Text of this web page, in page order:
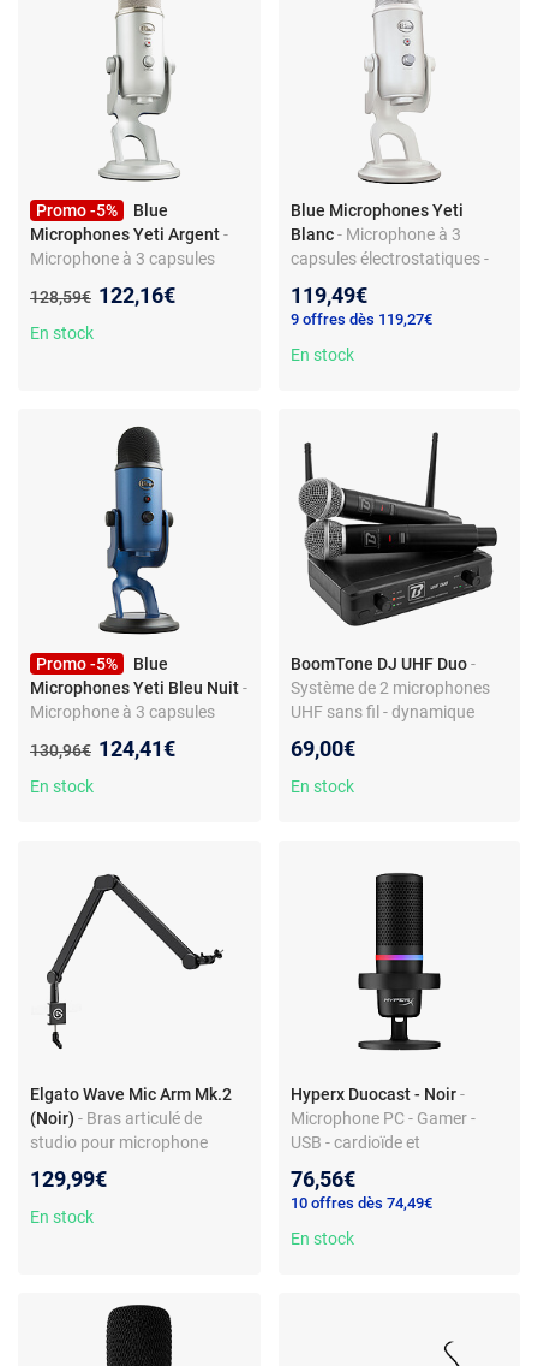
Promo -5%
Blue
Microphones Yeti Argent-
Microphone à 3 capsules
multiple - USB - sortie casque
Ancien prix :
128,59€ Nouveau prix :
122,16€
En stock
Blue Microphones Yeti
Blanc - Microphone à 3
capsules électrostatiques -
sortie casque
119,49€
9 offres dès 119,27€
En stock
Promo -5%
Blue
Microphones Yeti Bleu Nuit-
Microphone à 3 capsules
multiple - USB - sortie casque
- pour enregistrement,
Ancien prix :
130,96€ Nouveau prix :
124,41€
En stock
BoomTone DJ UHF Duo -
Système de 2 microphones
UHF sans fil - dynamique
69,00€
En stock
Elgato Wave Mic Arm Mk.2
(Noir) - Bras articulé de
studio pour microphone
129,99€
En stock
Hyperx Duocast - Noir -
Microphone PC - Gamer -
USB - cardioïde et
du volume
76,56€
10 offres dès 74,49€
En stock